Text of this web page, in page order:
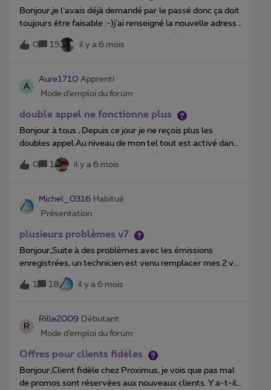
Bonjour,je l’avais déjà demandé par le passé donc ça doit
toujours être faisable :-)j’ai renseigné la nouvelle adresse
mail dans le champ ticket de mon profil (ça me parait
plus simple comme ça) D’avance merci pour votre aide
0 15 il y a 6 mois
A
Aure1710 Apprenti
Mode d’emploi du forum
double appel ne fonctionne plus
Bonjour à tous , Depuis ce jour je ne reçois plus les
doubles appel.Au niveau de mon tel tout est activé dans
les parametres ,Code *43■ effectué, j'ai couper rallumer
mon tel mais rien ne fonctionne.J ai passé plus de 20min
puis-je faire ? Es ce que quelqu'un a une solution ?
0 1 il y a 6 mois
Michel_0316 Habitué
Présentation
plusieurs problèmes v7
Bonjour,Suite à des problèmes avec les émissions
enregistrées, un technicien est venu remplacer mes 2 v5
(2 tv) par des v7. Malheureusement, non seulement les
problèmes ne sont pas résolus mais il y en a de
les chaînes), ce qui m’oblige à enregistrer le programme
pour le voir en différé (moins de coupures) et un décalage
entre le son et l’image, particulièrement après 18h quand
ma vitesse de connexion tombe à moins de 50Mbps.Pour
les problèmes de programmes enregistrés, je n’avais plus
la vitesse 2x sur les v5 ce qui rendait les calages difficiles
1 18 il y a 6 mois
R
Rille2009 Débutant
Mode d’emploi du forum
Offres pour clients fidèles
Bonjour,Client fidèle chez Proximus, je vois que pas mal
de promos sont réservées aux nouveaux clients. Y a-t-il